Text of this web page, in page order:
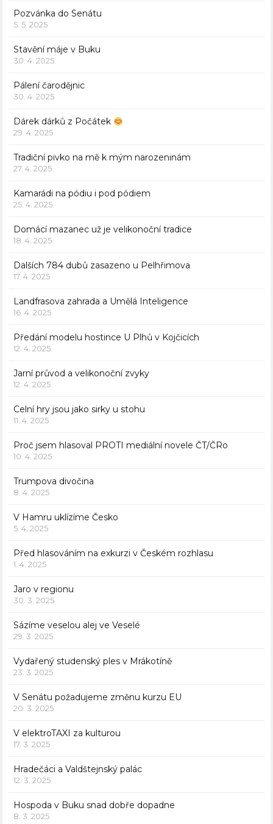
Pozvánka do Senátu
5. 5. 2025
Stavění máje v Buku
30. 4. 2025
Pálení čarodějnic
30. 4. 2025
Dárek dárků z Počátek
29. 4. 2025
Tradiční pivko na mě k mým narozeninám
27. 4. 2025
Kamarádi na pódiu i pod pódiem
25. 4. 2025
Domácí mazanec už je velikonoční tradice
18. 4. 2025
Dalších 784 dubů zasazeno u Pelhřimova
17. 4. 2025
Landfrasova zahrada a Umělá Inteligence
16. 4. 2025
Předání modelu hostince U Plhů v Kojčicích
12. 4. 2025
Jarní průvod a velikonoční zvyky
12. 4. 2025
Celní hry jsou jako sirky u stohu
11. 4. 2025
Proč jsem hlasoval PROTI mediální novele ČT/ČRo
10. 4. 2025
Trumpova divočina
8. 4. 2025
V Hamru uklízíme Česko
5. 4. 2025
Před hlasováním na exkurzi v Českém rozhlasu
1. 4. 2025
Jaro v regionu
30. 3. 2025
Sázíme veselou alej ve Veselé
29. 3. 2025
Vydařený studenský ples v Mrákotíně
23. 3. 2025
V Senátu požadujeme změnu kurzu EU
20. 3. 2025
V elektroTAXI za kulturou
17. 3. 2025
Hradečáci a Valdštejnský palác
12. 3. 2025
Hospoda v Buku snad dobře dopadne
8. 3. 2025